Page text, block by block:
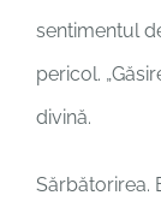
sentimentul
pericol.
divină.
Sărbătorirea.